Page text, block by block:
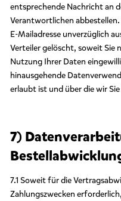
entsprechende Nachricht an
Verantwortlichen
E-Mailadresse unverzüglich
Verteiler gelöscht, soweit Sie
Nutzung Ihrer Daten
hinausgehende
erlaubt ist und über die wir
7)
7.1 Soweit für die
Zahlungszwecken